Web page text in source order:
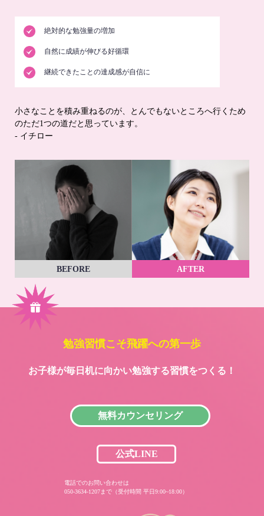
絶対的な勉強量の増加
自然に成績が伸びる好循環
継続できたことの達成感が自信に
小さなことを積み重ねるのが、とんでもないところへ行くため
のただ1つの道だと思っています。
- イチロー
BEFORE AFTER
勉強習慣こそ飛躍への第一歩
お子様が毎日机に向かい勉強する習慣をつくる！
無料カウンセリング
公式LINE
電話でのお問い合わせは
050-3634-1207まで（受付時間 平日9:00~18:00）